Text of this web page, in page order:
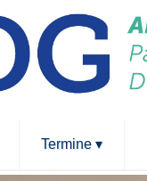
Termine ▾